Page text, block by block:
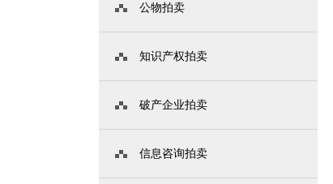
公物拍卖
知识产权拍卖
破产企业拍卖
信息咨询拍卖